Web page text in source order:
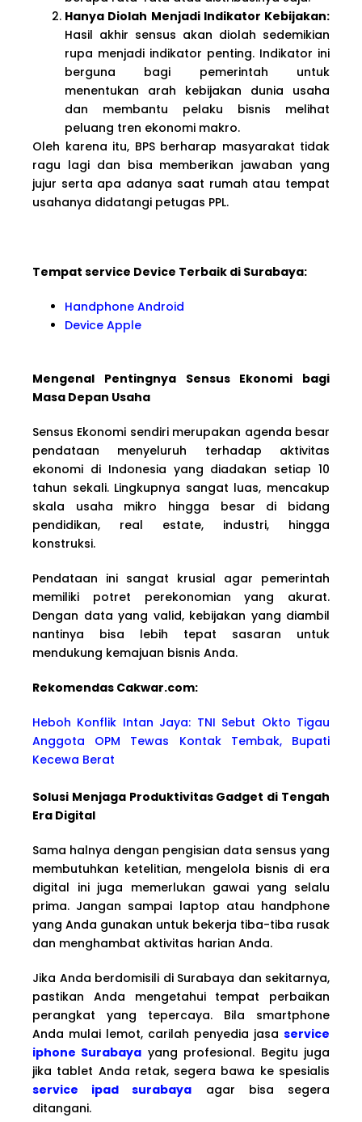
Hanya Diolah Menjadi Indikator Kebijakan:
Hasil akhir sensus akan diolah sedemikian
rupa menjadi indikator penting. Indikator ini
berguna bagi pemerintah untuk
menentukan arah kebijakan dunia usaha
dan membantu pelaku bisnis melihat
peluang tren ekonomi makro.
Oleh karena itu, BPS berharap masyarakat tidak
ragu lagi dan bisa memberikan jawaban yang
jujur serta apa adanya saat rumah atau tempat
usahanya didatangi petugas PPL.
Tempat service Device Terbaik di Surabaya:
Handphone Android
Device Apple
Mengenal Pentingnya Sensus Ekonomi bagi
Masa Depan Usaha
Sensus Ekonomi sendiri merupakan agenda besar
pendataan menyeluruh terhadap aktivitas
ekonomi di Indonesia yang diadakan setiap 10
tahun sekali. Lingkupnya sangat luas, mencakup
skala usaha mikro hingga besar di bidang
pendidikan, real estate, industri, hingga
konstruksi.
Pendataan ini sangat krusial agar pemerintah
memiliki potret perekonomian yang akurat.
Dengan data yang valid, kebijakan yang diambil
nantinya bisa lebih tepat sasaran untuk
mendukung kemajuan bisnis Anda.
Rekomendas Cakwar.com:
Heboh Konflik Intan Jaya: TNI Sebut Okto Tigau
Anggota OPM Tewas Kontak Tembak, Bupati
Kecewa Berat
Solusi Menjaga Produktivitas Gadget di Tengah
Era Digital
Sama halnya dengan pengisian data sensus yang
membutuhkan ketelitian, mengelola bisnis di era
digital ini juga memerlukan gawai yang selalu
prima. Jangan sampai laptop atau handphone
yang Anda gunakan untuk bekerja tiba-tiba rusak
dan menghambat aktivitas harian Anda.
Jika Anda berdomisili di Surabaya dan sekitarnya,
pastikan Anda mengetahui tempat perbaikan
perangkat yang tepercaya. Bila smartphone
Anda mulai lemot, carilah penyedia jasa service
iphone Surabaya yang profesional. Begitu juga
jika tablet Anda retak, segera bawa ke spesialis
service ipad surabaya agar bisa segera
ditangani.